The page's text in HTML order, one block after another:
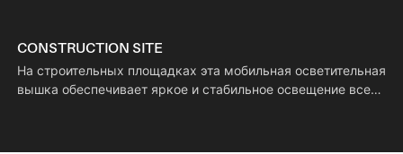
CONSTRUCTION SITE
На строительных площадках эта мобильная осветительная
вышка обеспечивает яркое и стабильное освещение всех